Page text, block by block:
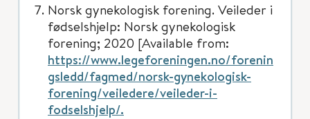
Norsk gynekologisk forening. Veileder i
fødselshjelp: Norsk gynekologisk
forening; 2020 [Available from:
https://www.legeforeningen.no/forenin
gsledd/fagmed/norsk-gynekologisk-
forening/veiledere/veileder-i-
fodselshjelp/.